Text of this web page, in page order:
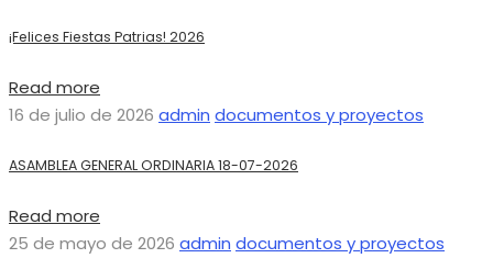
¡Felices Fiestas Patrias! 2026
Read more
16 de julio de 2026 admin documentos y proyectos
ASAMBLEA GENERAL ORDINARIA 18-07-2026
Read more
25 de mayo de 2026 admin documentos y proyectos